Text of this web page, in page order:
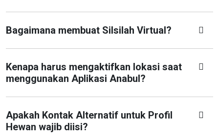
Bagaimana membuat Silsilah Virtual?
Kenapa harus mengaktifkan lokasi saat
menggunakan Aplikasi Anabul?
Apakah Kontak Alternatif untuk Profil
Hewan wajib diisi?